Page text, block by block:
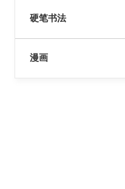
硬笔书法
漫画